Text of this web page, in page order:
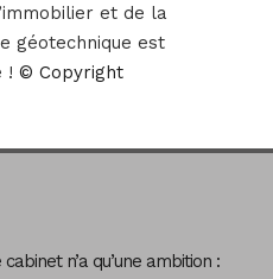
et de la
géotechnique est
! © Copyright
n’a qu’une ambition :